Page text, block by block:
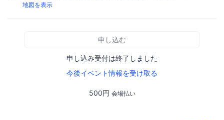
地図を表示
申し込む
申し込み受付は終了しました
今後イベント情報を受け取る
500円 会場払い